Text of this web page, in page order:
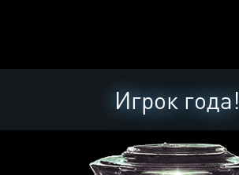
Игрок года!